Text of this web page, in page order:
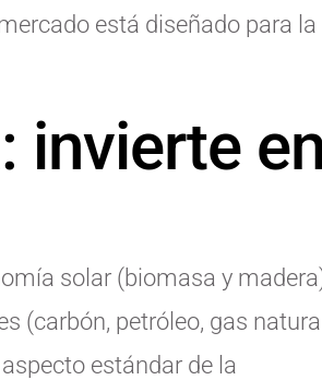
está diseñado para la
invierte en
solar (biomasa y
(carbón, petróleo, gas
estándar de la